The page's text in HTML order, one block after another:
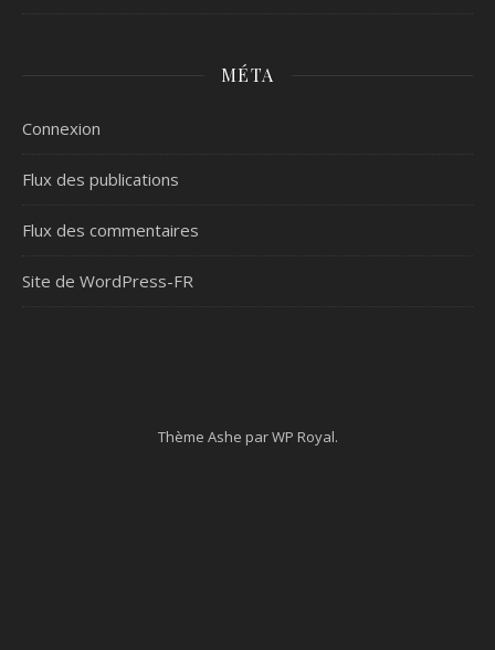
MÉTA
Connexion
Flux des publications
Flux des commentaires
Site de WordPress-FR
Thème Ashe parWP Royal.